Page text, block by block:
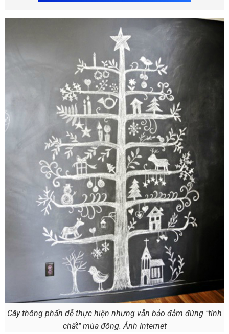
Cây thông phấn dễ thực hiện nhưng vẫn bảo đảm đúng "tính
chất" mùa đông. Ảnh Internet